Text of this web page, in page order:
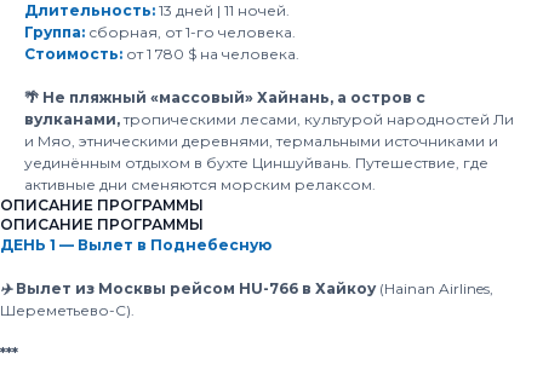
Длительность: 13 дней | 11 ночей.
Группа: сборная, от 1-го человека.
Стоимость: от 1 780 $ на человека.
🌴 Не пляжный «массовый» Хайнань, а остров с
вулканами,тропическими лесами, культурой народностей Ли
и Мяо, этническими деревнями, термальными источниками и
уединённым отдыхом в бухте Циншуйвань. Путешествие, где
активные дни сменяются морским релаксом.
ОПИСАНИЕ ПРОГРАММЫ
ОПИСАНИЕ ПРОГРАММЫ
ДЕНЬ 1 — Вылет в Поднебесную
✈️ Вылет из Москвы рейсом HU-766 в Хайкоу(Hainan Airlines,
Шереметьево-С).
***